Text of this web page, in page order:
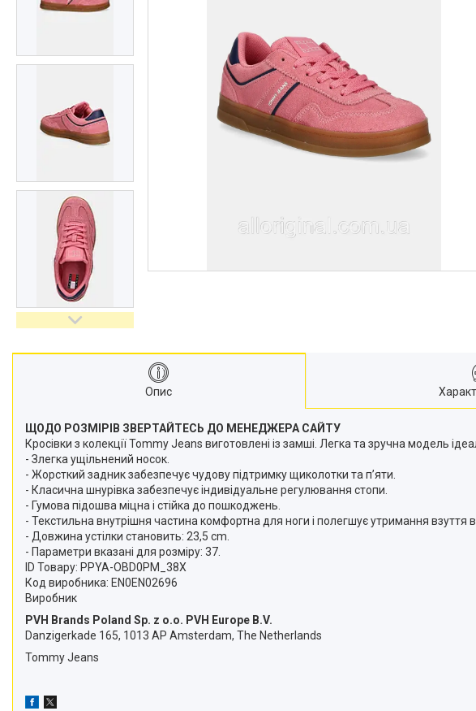
Опис
ЩОДО РОЗМІРІВ ЗВЕРТАЙТЕСЬ ДО МЕНЕДЖЕРА САЙТУ
Кросівки з колекції Tommy Jeans виготовлені із замші. Легка та зручна модель
- Злегка ущільнений носок.
- Жорсткий задник забезпечує чудову підтримку щиколотки та п’яти.
- Класична шнурівка забезпечує індивідуальне регулювання стопи.
- Гумова підошва міцна і стійка до пошкоджень.
- Текстильна внутрішня частина комфортна для ноги і полегшує утримання взуття в
- Довжина устілки становить: 23,5 cm.
- Параметри вказані для розміру: 37.
ID Товару: PPYA-OBD0PM_38X
Код виробника: EN0EN02696
Виробник
PVH Brands Poland Sp. z o.o. PVH Europe B.V.
Danzigerkade 165, 1013 AP Amsterdam, The Netherlands
Tommy Jeans